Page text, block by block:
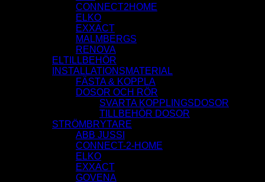
CONNECT2HOME
ELKO
EXXACT
MALMBERGS
RENOVA
ELTILLBEHÖR
INSTALLATIONSMATERIAL
FÄSTA & KOPPLA
DOSOR OCH RÖR
SVARTA KOPPLINGSDOSOR
TILLBEHÖR DOSOR
STRÖMBRYTARE
ABB JUSSI
CONNECT-2-HOME
ELKO
EXXACT
GOVENA